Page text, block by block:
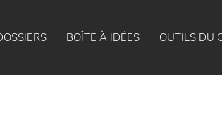
BOÎTE À IDÉES OUTILS DU